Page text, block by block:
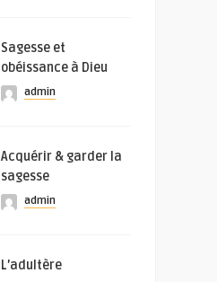
Sagesse et
obéissance à Dieu
admin
Acquérir & garder la
sagesse
admin
L’adultère